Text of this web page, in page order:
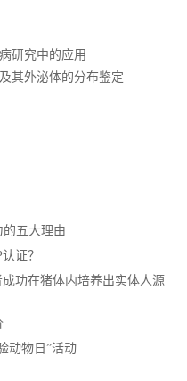
研究中的应用
其外泌体的分布鉴定
的五大理由
证？
功在猪体内培养出实体人源
动物日”活动